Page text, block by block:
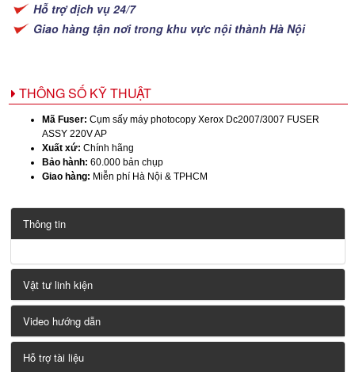
Hỗ trợ dịch vụ 24/7
Giao hàng tận nơi trong khu vực nội thành Hà Nội
THÔNG SỐ KỸ THUẬT
Mã Fuser: Cụm sấy máy photocopy Xerox Dc2007/3007 FUSER
ASSY 220V AP
Xuất xứ: Chính hãng
Bảo hành: 60.000 bản chụp
Giao hàng: Miễn phí Hà Nội & TPHCM
Thông tin
Vật tư linh kiện
Video hướng dẫn
Hỗ trợ tài liệu